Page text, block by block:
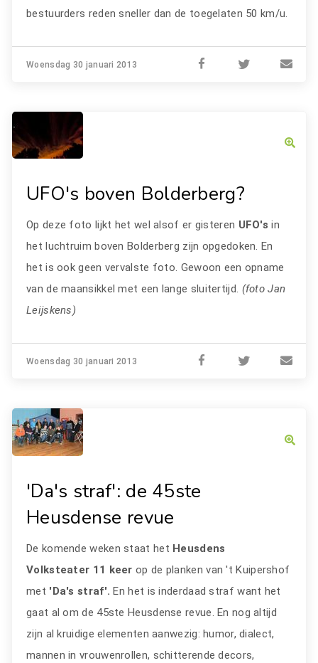
bestuurders reden sneller dan de toegelaten 50 km/u.
Woensdag 30 januari 2013
UFO's boven Bolderberg?
Op deze foto lijkt het wel alsof er gisteren UFO'sin
het luchtruim boven Bolderberg zijn opgedoken. En
het is ook geen vervalste foto. Gewoon een opname
van de maansikkel met een lange sluitertijd. (foto Jan
Leijskens)
Woensdag 30 januari 2013
'Da's straf': de 45ste
Heusdense revue
De komende weken staat het Heusdens
Volksteater 11 keerop de planken van 't Kuipershof
met 'Da's straf'. En het is inderdaad straf want het
gaat al om de 45ste Heusdense revue. En nog altijd
zijn al kruidige elementen aanwezig: humor, dialect,
mannen in vrouwenrollen, schitterende decors,